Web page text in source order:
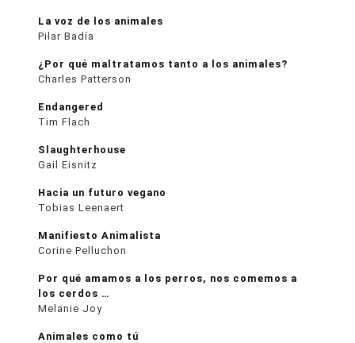
La voz de los animales
Pilar Badía
¿Por qué maltratamos tanto a los animales?
Charles Patterson
Endangered
Tim Flach
Slaughterhouse
Gail Eisnitz
Hacia un futuro vegano
Tobias Leenaert
Manifiesto Animalista
Corine Pelluchon
Por qué amamos a los perros, nos comemos a
los cerdos …
Melanie Joy
Animales como tú